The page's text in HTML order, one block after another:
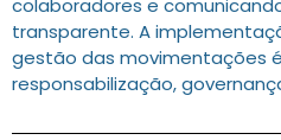
colaboradores e
transparente. A
gestão das movimentações
responsabilização,